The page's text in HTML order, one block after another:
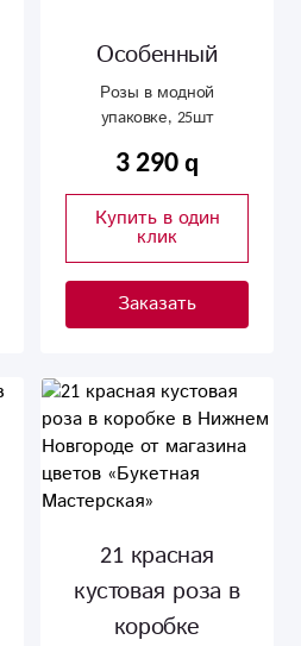
Особенный
Розы в модной
упаковке, 25шт
3 290
Купить в один
клик
Заказать
21 красная
кустовая роза в
коробке